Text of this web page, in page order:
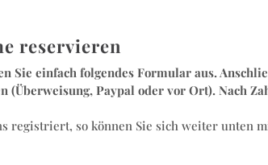
reservieren
Sie einfach folgendes Formular aus.
(Überweisung, Paypal oder vor Ort). Nach
registriert, so können Sie sich weiter unten